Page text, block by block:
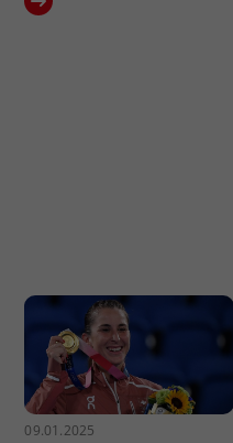
09.01.2025